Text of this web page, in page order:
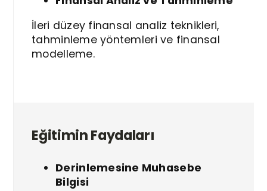
İleri düzey finansal analiz teknikleri,
tahminleme yöntemleri ve finansal
modelleme.
Eğitimin Faydaları
Derinlemesine Muhasebe
Bilgisi